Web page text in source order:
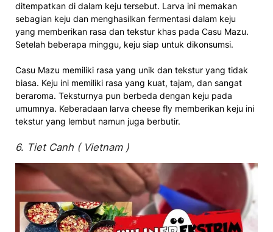
ditempatkan di dalam keju tersebut. Larva ini memakan
sebagian keju dan menghasilkan fermentasi dalam keju
yang memberikan rasa dan tekstur khas pada Casu Mazu.
Setelah beberapa minggu, keju siap untuk dikonsumsi.
Casu Mazu memiliki rasa yang unik dan tekstur yang tidak
biasa. Keju ini memiliki rasa yang kuat, tajam, dan sangat
beraroma. Teksturnya pun berbeda dengan keju pada
umumnya. Keberadaan larva cheese fly memberikan keju ini
tekstur yang lembut namun juga berbutir.
6. Tiet Canh ( Vietnam )